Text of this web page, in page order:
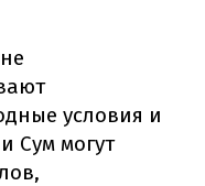
условия и
Сум могут